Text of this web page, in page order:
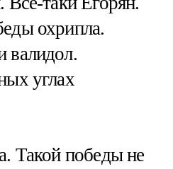
охрипла.
валидол.
углах
Такой победы не